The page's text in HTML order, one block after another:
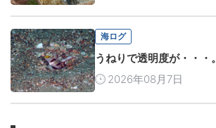
海ログ
うねりで透明度が・・・。
2026年08月7日